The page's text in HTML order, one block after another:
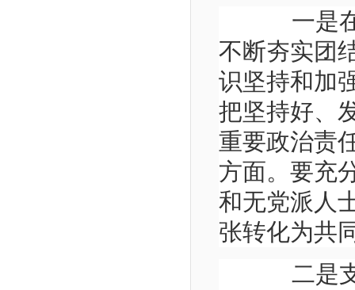
一是在
不断夯实团
识坚持和加
把坚持好、
重要政治责
方面。要充
和无党派人
张转化为共
二是支